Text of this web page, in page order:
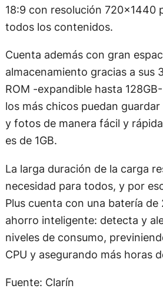
18:9 con resolución 720×1440
todos los contenidos.
Cuenta además con gran
almacenamiento gracias a sus
ROM -expandible hasta
los más chicos puedan
y fotos de manera fácil y
es de 1GB.
La larga duración de la carga
necesidad para todos, y por
Plus cuenta con una batería
ahorro inteligente: detecta y
niveles de consumo,
CPU y asegurando más horas
Fuente: Clarín